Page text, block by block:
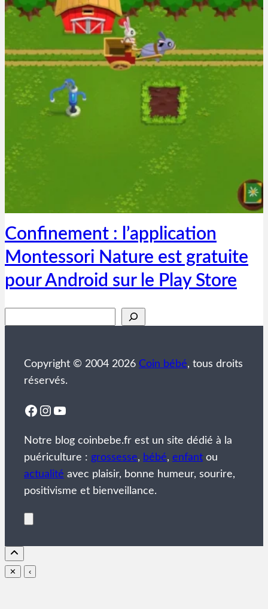
Confinement : l’application
Montessori Nature est gratuite
pour Android sur le Play Store
Copyright © 2004 2026 Coin bébé, tous droits
réservés.
Facebook
Instagram
YouTube
Notre blog coinbebe.fr est un site dédié à la
puériculture : grossesse, bébé, enfant ou
actualité avec plaisir, bonne humeur, sourire,
positivisme et bienveillance.
✕ ‹